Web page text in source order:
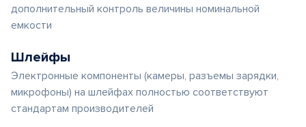
дополнительный контроль величины номинальной
емкости
Шлейфы
Электронные компоненты (камеры, разъемы зарядки,
микрофоны) на шлейфах полностью соответствуют
стандартам производителей